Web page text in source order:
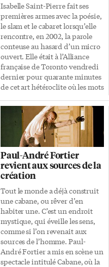
Isabelle Saint-Pierre fait ses
premières armes avec la poésie,
le slam et le cabaret lorsqu’elle
rencontre, en 2002, la parole
conteuse au hasard d’un micro
ouvert. Elle était à l’Alliance
française de Toronto vendredi
dernier pour quarante minutes
de cet art hétéroclite où les mots
L’Alliance française de Toronto
organise depuis maintenant
deux ans des soirées slam où se
produisent principalement des
artistes de Montréal. C’est dans
ce cadre-là que l’AFT a pu
accueillir Ivy, Queen Ka,
Marjolaine Beauchamp ou
encore Mathieu Lippé. Pour la
slameuse Isabelle Saint-Pierre,
sa performance de vendredi
était la première dans […]
Paul-André Fortier
revient aux sources de la
création
Tout le monde a déjà construit
une cabane, ou rêver d’en
habiter une. C’est un endroit
mystique, qui éveille les sens,
comme si l’on revenait aux
sources de l’homme. Paul-
André Fortier a mis en scène un
spectacle intitulé Cabane, où la